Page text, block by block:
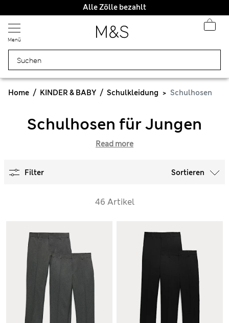
Alle Zölle bezahlt
Menü
Home KINDER & BABY Schulkleidung Schulhosen
Schulhosen für Jungen
Read more
Filter Sortieren
46 Artikel